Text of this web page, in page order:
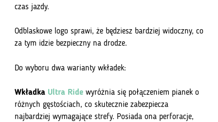
czas jazdy.
Odblaskowe logo sprawi, że będziesz bardziej widoczny, co
za tym idzie bezpieczny na drodze.
Do wyboru dwa warianty wkładek:
Wkładka Ultra Ride wyróżnia się połączeniem pianek o
różnych gęstościach, co skutecznie zabezpiecza
najbardziej wymagające strefy. Posiada ona perforacje,